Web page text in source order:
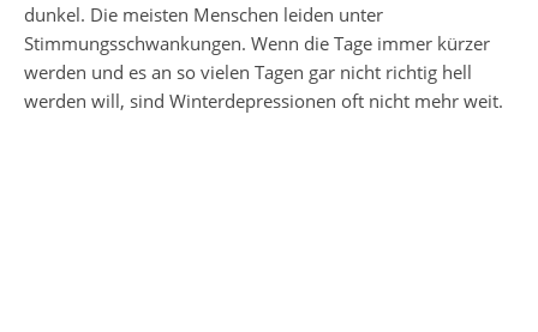
dunkel. Die meisten Menschen leiden unter
Stimmungsschwankungen. Wenn die Tage immer kürzer
werden und es an so vielen Tagen gar nicht richtig hell
werden will, sind Winterdepressionen oft nicht mehr weit.